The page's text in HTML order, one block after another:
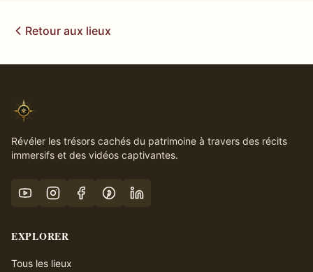
Retour aux lieux
Révéler les trésors cachés du patrimoine à travers des récits
immersifs et des vidéos captivantes.
EXPLORER
Tous les lieux